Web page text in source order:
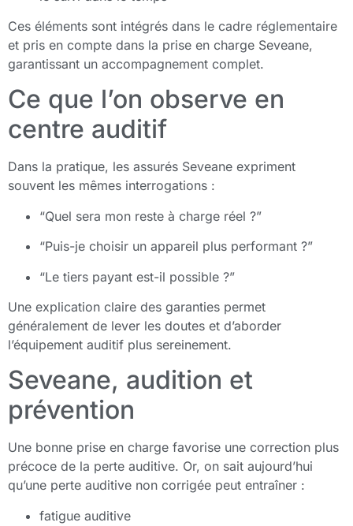
Ces éléments sont intégrés dans le cadre réglementaire
et pris en compte dans la prise en charge Seveane,
garantissant un accompagnement complet.
Ce que l’on observe en
centre auditif
Dans la pratique, les assurés Seveane expriment
souvent les mêmes interrogations :
“Quel sera mon reste à charge réel ?”
“Puis-je choisir un appareil plus performant ?”
“Le tiers payant est-il possible ?”
Une explication claire des garanties permet
généralement de lever les doutes et d’aborder
l’équipement auditif plus sereinement.
Seveane, audition et
prévention
Une bonne prise en charge favorise une correction plus
précoce de la perte auditive. Or, on sait aujourd’hui
qu’une perte auditive non corrigée peut entraîner :
fatigue auditive